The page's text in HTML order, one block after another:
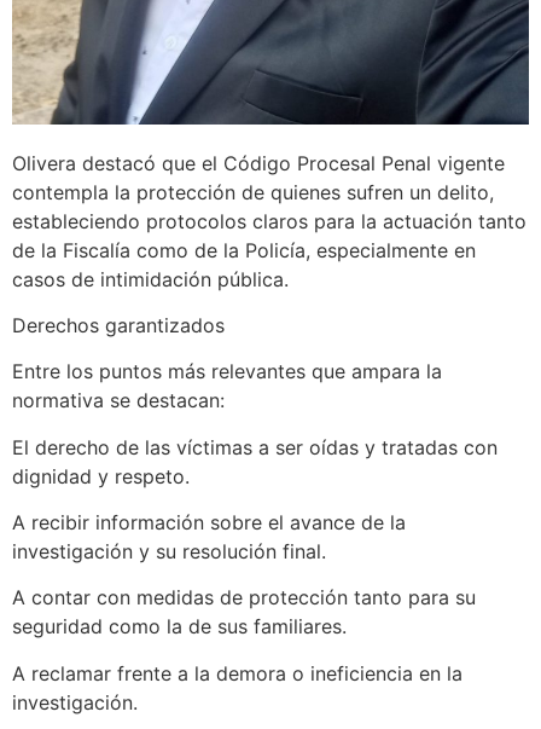
Olivera destacó que el Código Procesal Penal vigente
contempla la protección de quienes sufren un delito,
estableciendo protocolos claros para la actuación tanto
de la Fiscalía como de la Policía, especialmente en
casos de intimidación pública.
Derechos garantizados
Entre los puntos más relevantes que ampara la
normativa se destacan:
El derecho de las víctimas a ser oídas y tratadas con
dignidad y respeto.
A recibir información sobre el avance de la
investigación y su resolución final.
A contar con medidas de protección tanto para su
seguridad como la de sus familiares.
A reclamar frente a la demora o ineficiencia en la
investigación.